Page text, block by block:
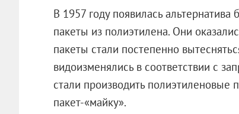
В 1957 году появилась
пакеты из полиэтилена. Они
пакеты стали постепенно
видоизменялись в соответствии с
стали производить полиэтиленовые
пакет-«майку».